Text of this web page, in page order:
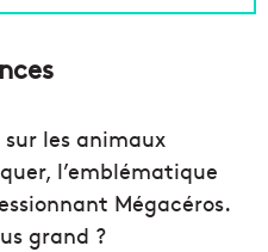
sur les animaux
l’emblématique
Mégacéros.
grand ?